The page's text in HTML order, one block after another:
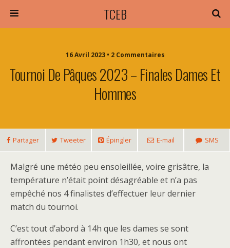
TCEB
16 Avril 2023 • 2 Commentaires
Tournoi De Pâques 2023 – Finales Dames Et
Hommes
Partager Tweeter Épingler E-mail SMS
Malgré une météo peu ensoleillée, voire grisâtre, la
température n’était point désagréable et n’a pas
empêché nos 4 finalistes d’effectuer leur dernier
match du tournoi.
C’est tout d’abord à 14h que les dames se sont
affrontées pendant environ 1h30, et nous ont